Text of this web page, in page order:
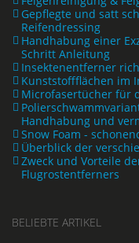
Gepflegte und satt
Reifendressing
Handhabung einer
Schritt Anleitung
Insektenentferner
Kunststoffflächen im
Microfasertücher für
Handhabung und
Snow Foam -
Überblick der
Zweck und Vorteile
Flugrostentferners
BELIEBTE ARTIKEL